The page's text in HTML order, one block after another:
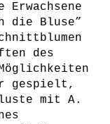
die Bluse”
des
gespielt,
mit A.